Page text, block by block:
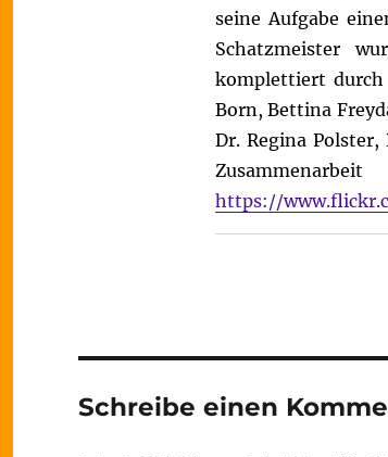
seine Aufgabe
Schatzmeister
komplettiert durch
Born, Bettina
Dr. Regina
https://
Schreibe einen